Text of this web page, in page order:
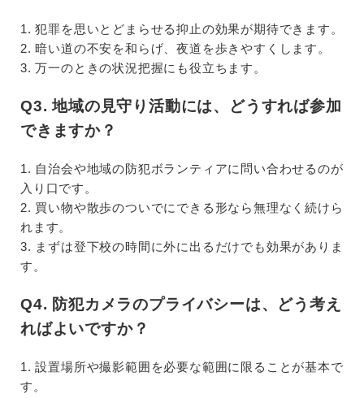
1. 犯罪を思いとどまらせる抑止の効果が期待できます。
2. 暗い道の不安を和らげ、夜道を歩きやすくします。
3. 万一のときの状況把握にも役立ちます。
Q3. 地域の見守り活動には、どうすれば参加
できますか？
1. 自治会や地域の防犯ボランティアに問い合わせるのが
入り口です。
2. 買い物や散歩のついでにできる形なら無理なく続けら
れます。
3. まずは登下校の時間に外に出るだけでも効果がありま
す。
Q4. 防犯カメラのプライバシーは、どう考え
ればよいですか？
1. 設置場所や撮影範囲を必要な範囲に限ることが基本で
す。